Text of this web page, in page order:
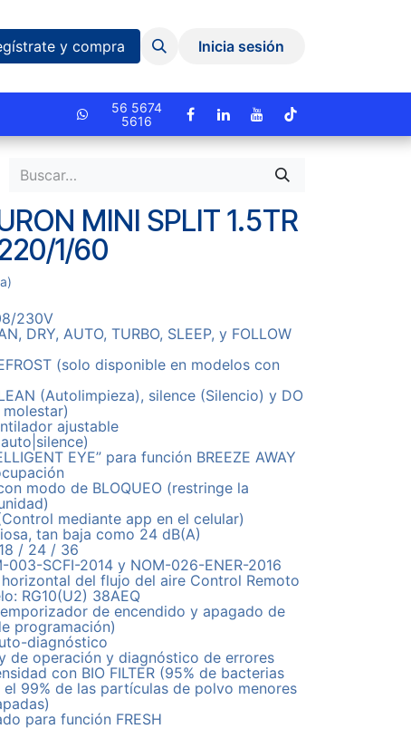
Eventos y Capacitaciones Quiniela
y compra Inicia sesión
56 5674
5616
MINI SPLIT 1.5TR
1/60
230V
DRY, AUTO, TURBO, SLEEP, y FOLLOW
(solo disponible en modelos con
(Autolimpieza), silence (Silencio) y DO
ajustable
EYE” para función BREEZE AWAY
modo de BLOQUEO (restringe la
mediante app en el celular)
tan baja como 24 dB(A)
/ 24 / 36
SCFI-2014 y NOM-026-ENER-2016
del flujo del aire Control Remoto
RG10(U2) 38AEQ
de encendido y apagado de
programación)
diagnóstico
de operación y diagnóstico de errores
con BIO FILTER (95% de bacterias
el 99% de las partículas de polvo menores
para función FRESH